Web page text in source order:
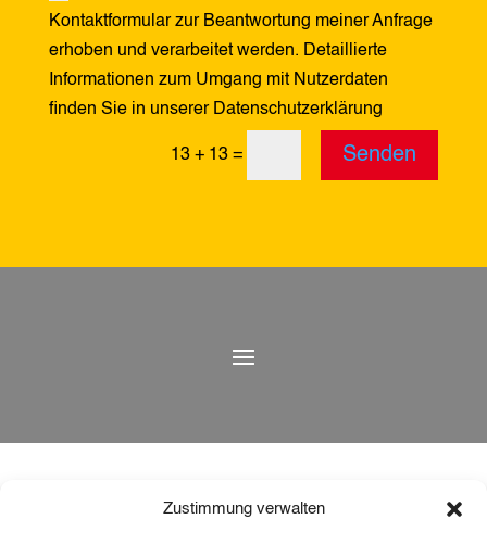
Zustimmung verwalten
Kontaktformular zur Beantwortung meiner Anfrage
erhoben und verarbeitet werden. Detaillierte
Informationen zum Umgang mit Nutzerdaten
finden Sie in unserer Datenschutzerklärung
13 + 13 = Senden